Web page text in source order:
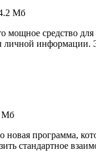
Мб
мощное средство
личной информации.
Мб
новая программа,
стандартное